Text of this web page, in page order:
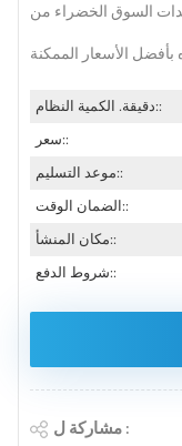
السوق الخضراء من
دقيقة. الكمية النظام::
سعر::
موعد التسليم::
الضمان الوقت::
مكان المنشأ::
شروط الدفع::
مشاركة ل :